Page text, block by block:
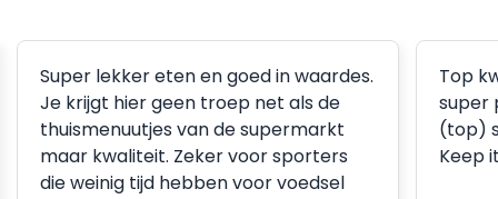
Super lekker eten en goed in waardes.
Je krijgt hier geen troep net als de
thuismenuutjes van de supermarkt
maar kwaliteit. Zeker voor sporters
die weinig tijd hebben voor voedsel
Top
super
(top)
Keep